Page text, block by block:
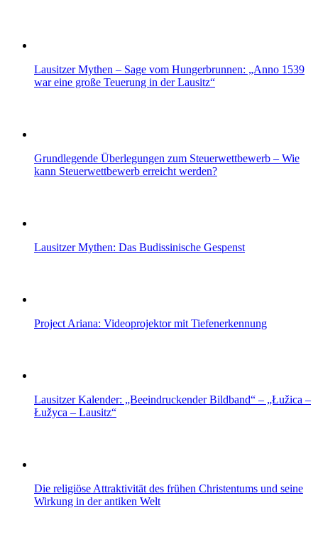
Lausitzer Mythen – Sage vom Hungerbrunnen: „Anno 1539
war eine große Teuerung in der Lausitz“
Grundlegende Überlegungen zum Steuerwettbewerb – Wie
kann Steuerwettbewerb erreicht werden?
Lausitzer Mythen: Das Budissinische Gespenst
Project Ariana: Videoprojektor mit Tiefenerkennung
Lausitzer Kalender: „Beeindruckender Bildband“ – „Łužica –
Łužyca – Lausitz“
Die religiöse Attraktivität des frühen Christentums und seine
Wirkung in der antiken Welt